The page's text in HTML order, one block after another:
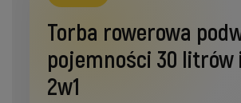
Torba rowerowa
pojemności 30 litrów
2w1